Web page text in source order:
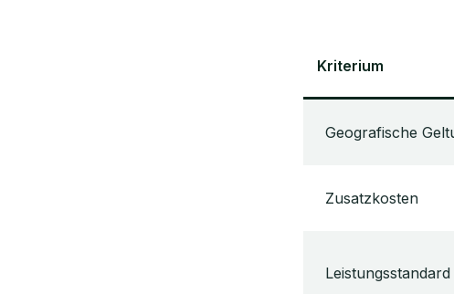
Kriterium
Geografische
Zusatzkosten
Leistungsstandard